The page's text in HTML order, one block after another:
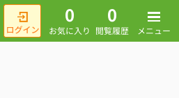
0
お気に入り
0
閲覧履歴 メニュー